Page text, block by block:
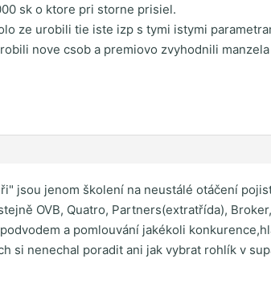
sk o ktore pri storne prisiel.
ze urobili tie iste izp s tymi istymi
nove csob a premiovo zvyhodnili
jsou jenom školení na neustálé otáčení
OVB, Quatro, Partners(extratřída),
a pomlouvání jakékoli
si nenechal poradit ani jak vybrat rohlík v